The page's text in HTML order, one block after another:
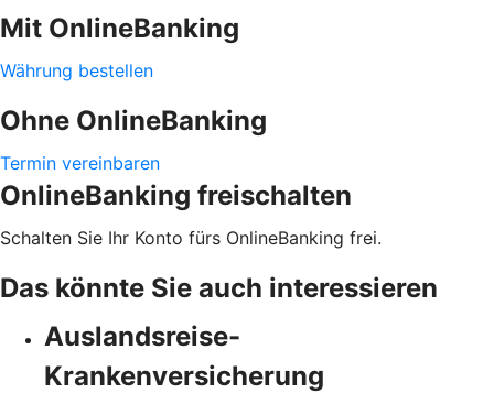
Mit OnlineBanking
Währung bestellen
Ohne OnlineBanking
Termin vereinbaren
OnlineBanking freischalten
Schalten Sie Ihr Konto fürs OnlineBanking frei.
Das könnte Sie auch interessieren
Auslandsreise-
Krankenversicherung